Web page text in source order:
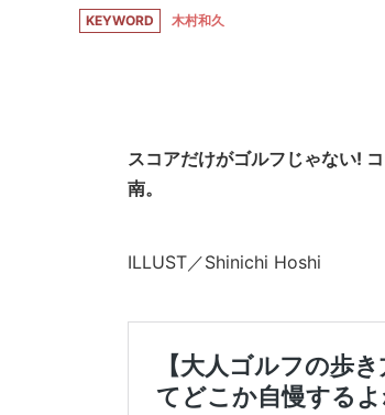
KEYWORD 木村和久
スコアだけがゴルフじゃない!
南。
ILLUST／Shinichi Hoshi